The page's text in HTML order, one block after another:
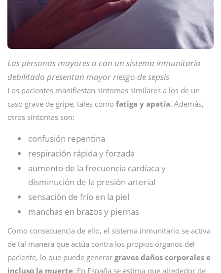
Las personas mayores o con un sistema inmunitario
debilitado presentan mayor riesgo de sepsis
Los pacientes manifiestan síntomas similares a los de un
caso grave de gripe, tales como fatiga y apatía. Además,
otros síntomas son:
confusión repentina
respiración rápida y forzada
aumento de la frecuencia cardíaca y
disminución de la presión arterial
sensación de frío en la piel
manchas en brazos y piernas
Como consecuencia de ello, el sistema inmunitario se activa
de tal manera que actúa contra los propios órganos del
paciente, lo que puede generar graves daños corporales e
incluso la muerte. En España se estima que alrededor de